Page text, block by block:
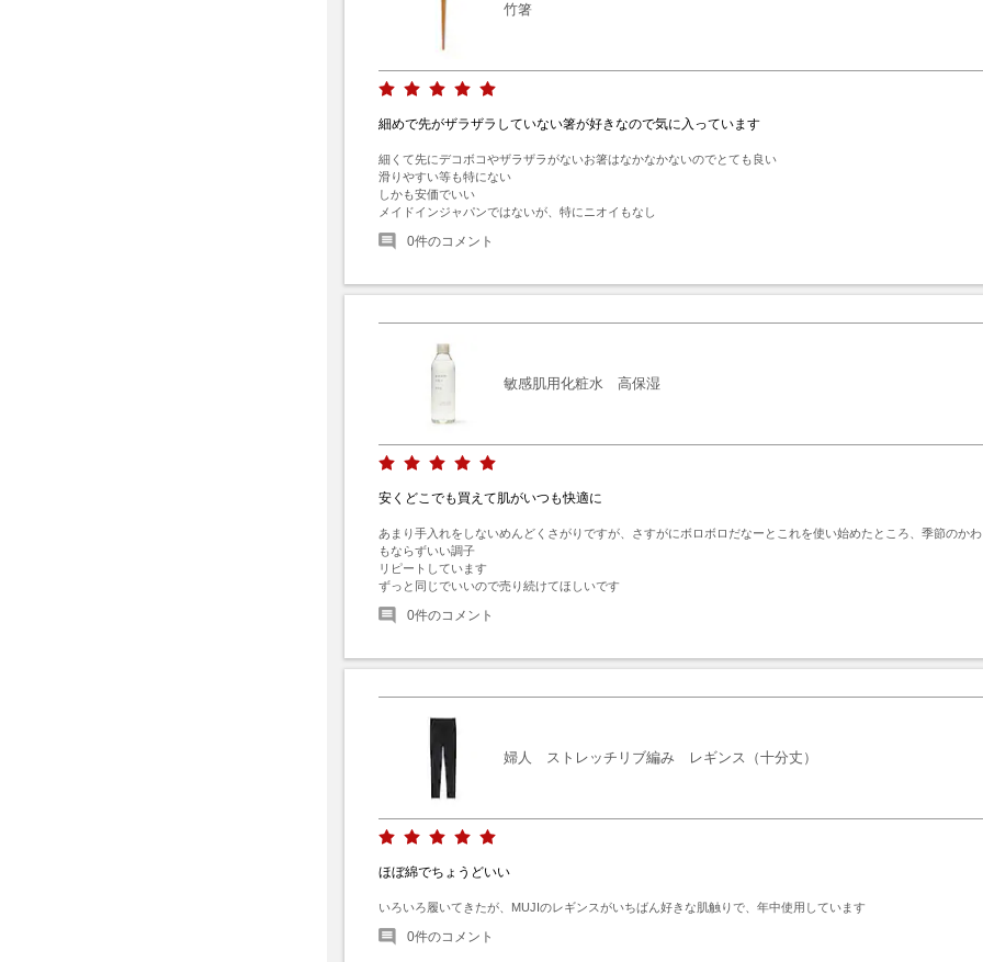
竹箸
細めで先がザラザラしていない箸が好きなので気に入っています
細くて先にデコボコやザラザラがないお箸はなかなかないのでとても良い
滑りやすい等も特にない
しかも安価でいい
メイドインジャパンではないが、特にニオイもなし
0件のコメント
敏感肌用化粧水 高保湿
安くどこでも買えて肌がいつも快適に
あまり手入れをしないめんどくさがりですが、さすがにボロボロだなーとこれを使い始めたところ、季節のか
もならずいい調子
リピートしています
ずっと同じでいいので売り続けてほしいです
0件のコメント
婦人 ストレッチリブ編み レギンス（十分丈）
ほぼ綿でちょうどいい
いろいろ履いてきたが、MUJIのレギンスがいちばん好きな肌触りで、年中使用しています
0件のコメント